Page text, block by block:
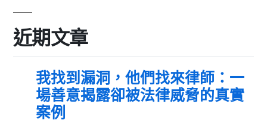
近期文章
我找到漏洞，他們找來律師：一
場善意揭露卻被法律威脅的真實
案例